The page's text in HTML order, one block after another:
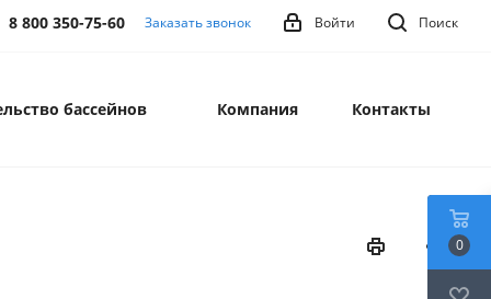
Поиск
Войти
8 800 350-75-60 Заказать звонок
бассейнов Компания Контакты
0